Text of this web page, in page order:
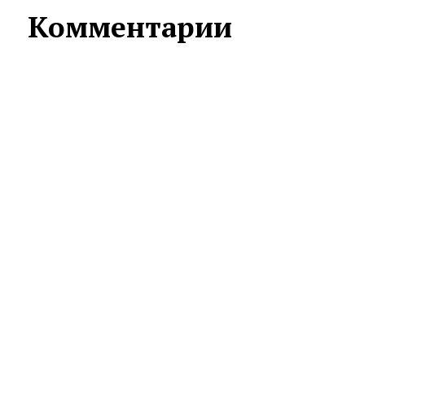
Комментарии